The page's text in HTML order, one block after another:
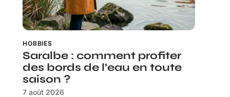
HOBBIES
Saralbe : comment profiter
des bords de l’eau en toute
saison ?
7 août 2026